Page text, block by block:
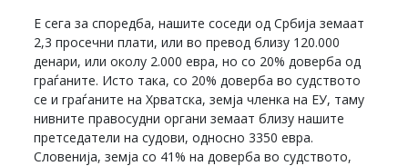
Е сега за споредба, нашите соседи од Србија земаат
2,3 просечни плати, или во превод близу 120.000
денари, или околу 2.000 евра, но со 20% доверба од
граѓаните. Исто така, со 20% доверба во судството
се и граѓаните на Хрватска, земја членка на ЕУ, таму
нивните правосудни органи земаат близу нашите
претседатели на судови, односно 3350 евра.
Словенија, земја со 41% на доверба во судството,